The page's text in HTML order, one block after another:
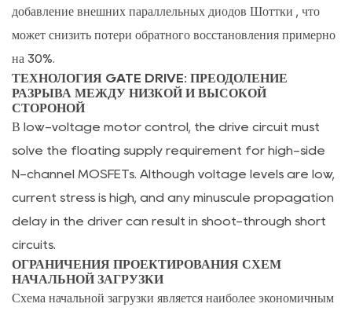
по
управления
температурным
режимом
5.1
Разрыв
во
времени
отклика:
поцикловое
ограничение
в
добавление внешних параллельных диодов Шоттки , что
может снизить потери обратного восстановления примерно
на 30%.
ТЕХНОЛОГИЯ GATE DRIVE: ПРЕОДОЛЕНИЕ
РАЗРЫВА МЕЖДУ НИЗКОЙ И ВЫСОКОЙ
СТОРОНОЙ
В low-voltage motor control, the drive circuit must
solve the floating supply requirement for high-side
N-channel MOSFETs. Although voltage levels are low,
current stress is high, and any minuscule propagation
delay in the driver can result in shoot-through short
circuits.
ОГРАНИЧЕНИЯ ПРОЕКТИРОВАНИЯ СХЕМ
НАЧАЛЬНОЙ ЗАГРУЗКИ
Схема начальной загрузки является наиболее экономичным